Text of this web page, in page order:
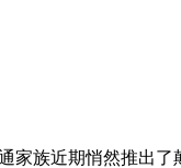
族近期悄然推出